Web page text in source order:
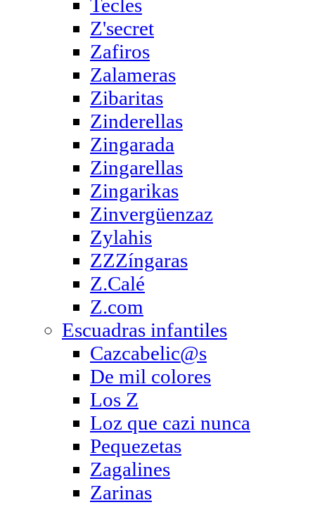
Tecles
Z'secret
Zafiros
Zalameras
Zibaritas
Zinderellas
Zingarada
Zingarellas
Zingarikas
Zinvergüenzaz
Zylahis
ZZZíngaras
Z.Calé
Z.com
Escuadras infantiles
Cazcabelic@s
De mil colores
Los Z
Loz que cazi nunca
Pequezetas
Zagalines
Zarinas